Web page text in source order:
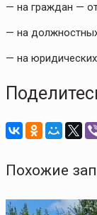
— на граждан —
— на
— на
Похожие